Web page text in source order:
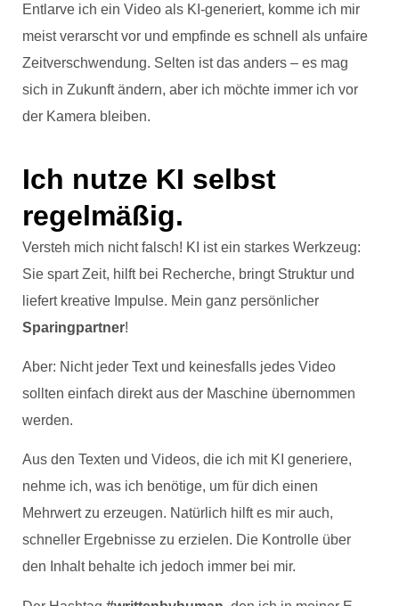
Entlarve ich ein Video als KI-generiert, komme ich mir
meist verarscht vor und empfinde es schnell als unfaire
Zeitverschwendung. Selten ist das anders – es mag
sich in Zukunft ändern, aber ich möchte immer ich vor
der Kamera bleiben.
Ich nutze KI selbst
regelmäßig.
Versteh mich nicht falsch! KI ist ein starkes Werkzeug:
Sie spart Zeit, hilft bei Recherche, bringt Struktur und
liefert kreative Impulse. Mein ganz persönlicher
Sparingpartner!
Aber: Nicht jeder Text und keinesfalls jedes Video
sollten einfach direkt aus der Maschine übernommen
werden.
Aus den Texten und Videos, die ich mit KI generiere,
nehme ich, was ich benötige, um für dich einen
Mehrwert zu erzeugen. Natürlich hilft es mir auch,
schneller Ergebnisse zu erzielen. Die Kontrolle über
den Inhalt behalte ich jedoch immer bei mir.